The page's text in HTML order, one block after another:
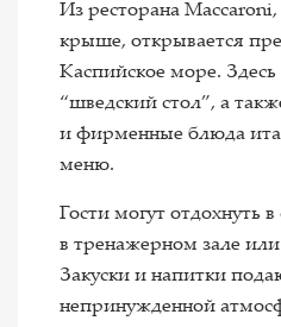
Из ресторана
крыше, открывается
Каспийское море. Здесь
“шведский стол”, а
и фирменные блюда
меню.
Гости могут отдохнуть
в тренажерном зале или
Закуски и напитки
непринужденной